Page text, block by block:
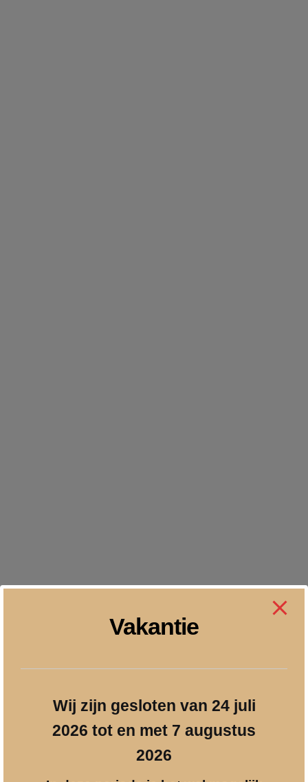
Prijzen incl. 21% BTW
info@geschenkgraveren.nl
Vakantie
Wij zijn gesloten van 24 juli
2026 tot en met 7 augustus
2026